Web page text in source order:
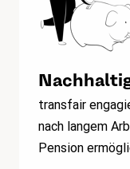
transfair
nach langem
Pension